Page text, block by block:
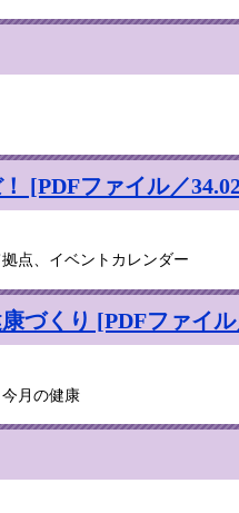
[PDFファイル／
点、イベントカレンダー
づくり [PDFファイル
月の健康